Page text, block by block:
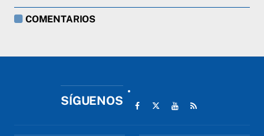
COMENTARIOS
SÍGUENOS